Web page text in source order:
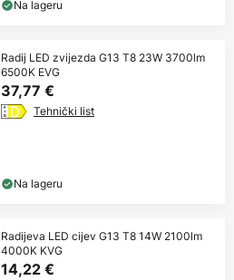
Na lageru
Radij LED zvijezda G13 T8 23W 3700lm
6500K EVG
37,77 €
Tehnički list
Na lageru
Radijeva LED cijev G13 T8 14W 2100lm
4000K KVG
14,22 €